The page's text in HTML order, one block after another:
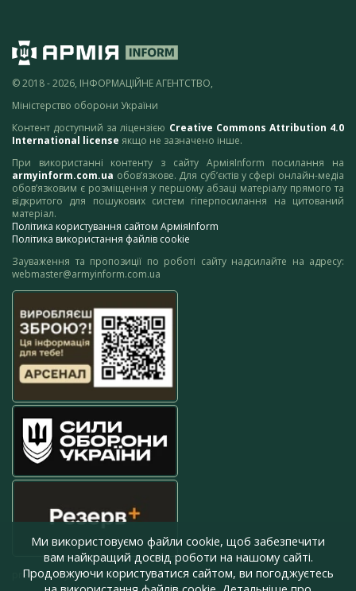
© 2018 - 2026, ІНФОРМАЦІЙНЕ АГЕНТСТВО,
Міністерство оборони України
Контент доступний за ліцензією Creative Commons Attribution 4.0
International license якщо не зазначено інше.
При використанні контенту з сайту АрміяInform посилання на
armyinform.com.ua обов’язкове. Для суб’єктів у сфері онлайн-медіа
обов’язковим є розміщення у першому абзаці матеріалу прямого та
відкритого для пошукових систем гіперпосилання на цитований
матеріал.
Політика користування сайтом АрміяInform
Політика використання файлів cookie
Зауваження та пропозиції по роботі сайту надсилайте на адресу:
webmaster@armyinform.com.ua
press@armyinform.com.ua
Ми використовуємо файли cookie, щоб забезпечити
вам найкращий досвід роботи на нашому сайті.
Продовжуючи користуватися сайтом, ви погоджуєтесь